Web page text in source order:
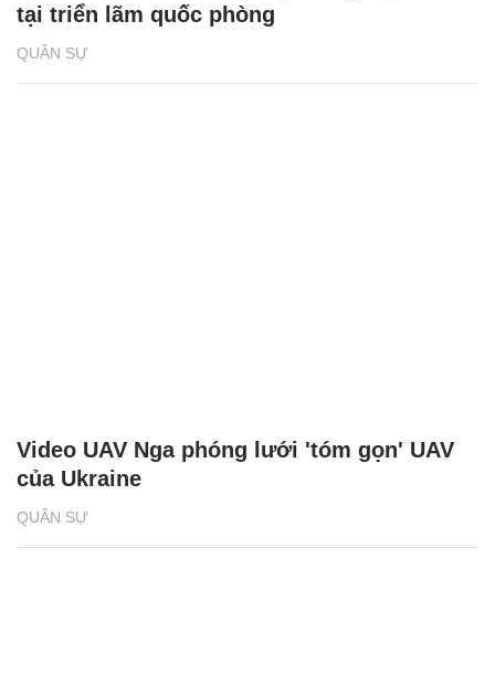
QUÂN SỰ
tại triển lãm quốc phòng
QUÂN SỰ
Video UAV Nga phóng lưới 'tóm gọn' UAV
của Ukraine